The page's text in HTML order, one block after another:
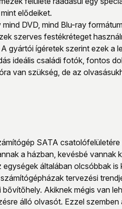
elődeiket.
DVD, mind Blu-ray
szerves festékréteget
gyártói ígéretek szerint ezek a
ideális családi fotók, fontos
van szükség, de az
SATA
a házban, kevésbé vannak
általában olcsóbbak
tervezési
Akiknek mégis van
álló olvasót. Ezzel